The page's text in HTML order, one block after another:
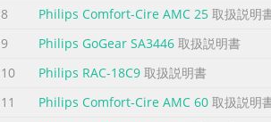
ページ5に含まれる内容の要旨
Inhaltsangabe DE 44 Benutzerhandbuch?
über Bedienungselemente und Anschlüsse
Ihrem Player 48 Daten übertragen 48
8
Philips Comfort-Cire AMC 25 取扱説明
9
Philips GoGear SA3446 取扱説明書
10
Philips RAC-18C9 取扱説明書
11
Philips Comfort-Cire AMC 60 取扱説明